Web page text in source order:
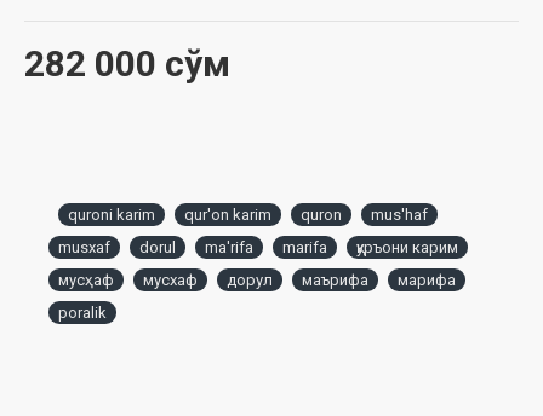
• Махсус қутида чиқарилмода. Бу Мусҳафни ўзингиз билан
олиб юришингиз учун қулайдир;
• Янги Мусҳафнинг поралари алоҳида бўлса ҳам асл Қуръони
Каримнинг бетлари билан бир хилдир. Бу ўқувчи учун
адашиб кетишнинг олдини олади.
282 000 сўм
quroni karim qur'on karim quron
mus'haf
musxaf
dorul ma'rifa marifa
қуръони карим
мусҳаф
мусхаф дорул маърифа
марифа
poralik